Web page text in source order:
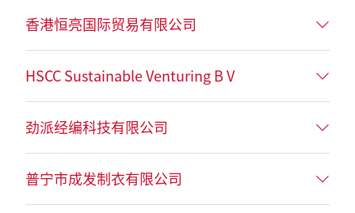
香港恒亮国际贸易有限公司
HSCC Sustainable Venturing B V
劲派经编科技有限公司
普宁市成发制衣有限公司